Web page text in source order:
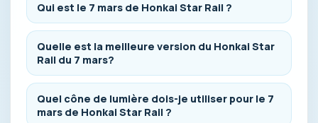
Qui est le 7 mars de Honkai Star Rail ?
Quelle est la meilleure version du Honkai Star
Rail du 7 mars?
Quel cône de lumière dois-je utiliser pour le 7
mars de Honkai Star Rail ?